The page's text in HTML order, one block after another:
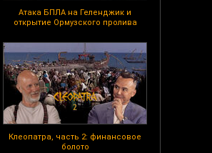
Атака БПЛА на Геленджик и
открытие Ормузского пролива
Клеопатра, часть 2: финансовое
болото